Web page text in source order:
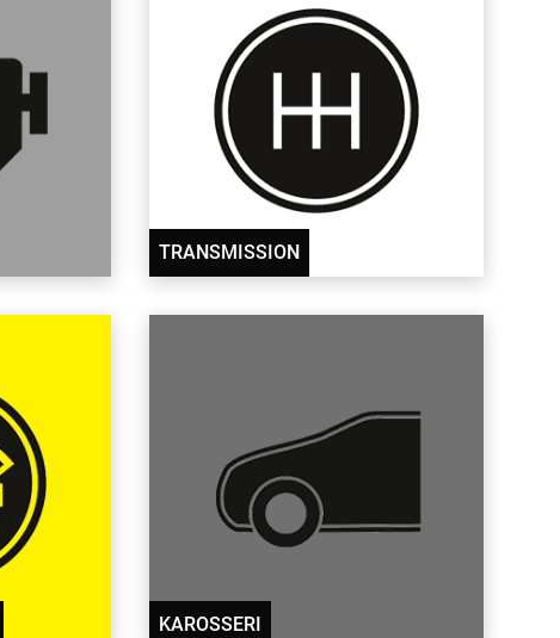
TRANSMISSION
KAROSSERI